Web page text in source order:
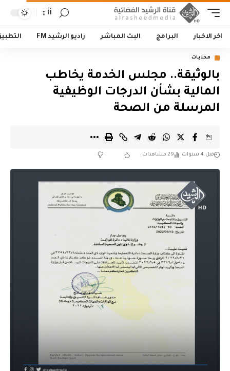
أأ
اخر الاخبار البرامج البث المباشر راديو الرشيد FM
محليات
بالوثيقة.. مجلس الخدمة يخاطب
المالية بشأن الدرجات الوظيفية
المرسلة من الصحة
قبل 4 سنوات 29 مشاهدات